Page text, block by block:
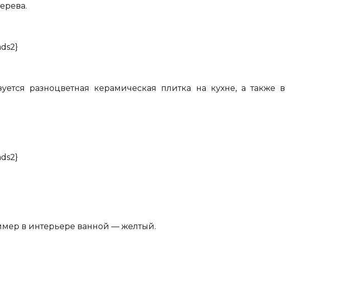
разноцветная керамическая плитка на кухне, а также в
в интерьере ванной — желтый.